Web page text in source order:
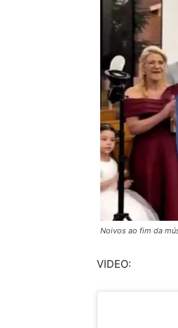
Noivos ao fim da
VIDEO: